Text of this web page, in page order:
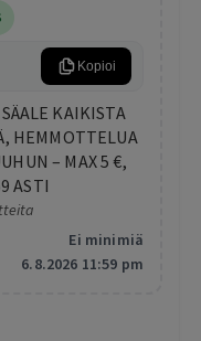
Kopioi
KAIKISTA
HEMMOTTELUA
– MAX 5 €,
ASTI
Ei minimiä
6.8.2026 11:59 pm